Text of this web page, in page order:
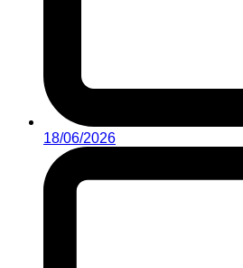
18/06/2026